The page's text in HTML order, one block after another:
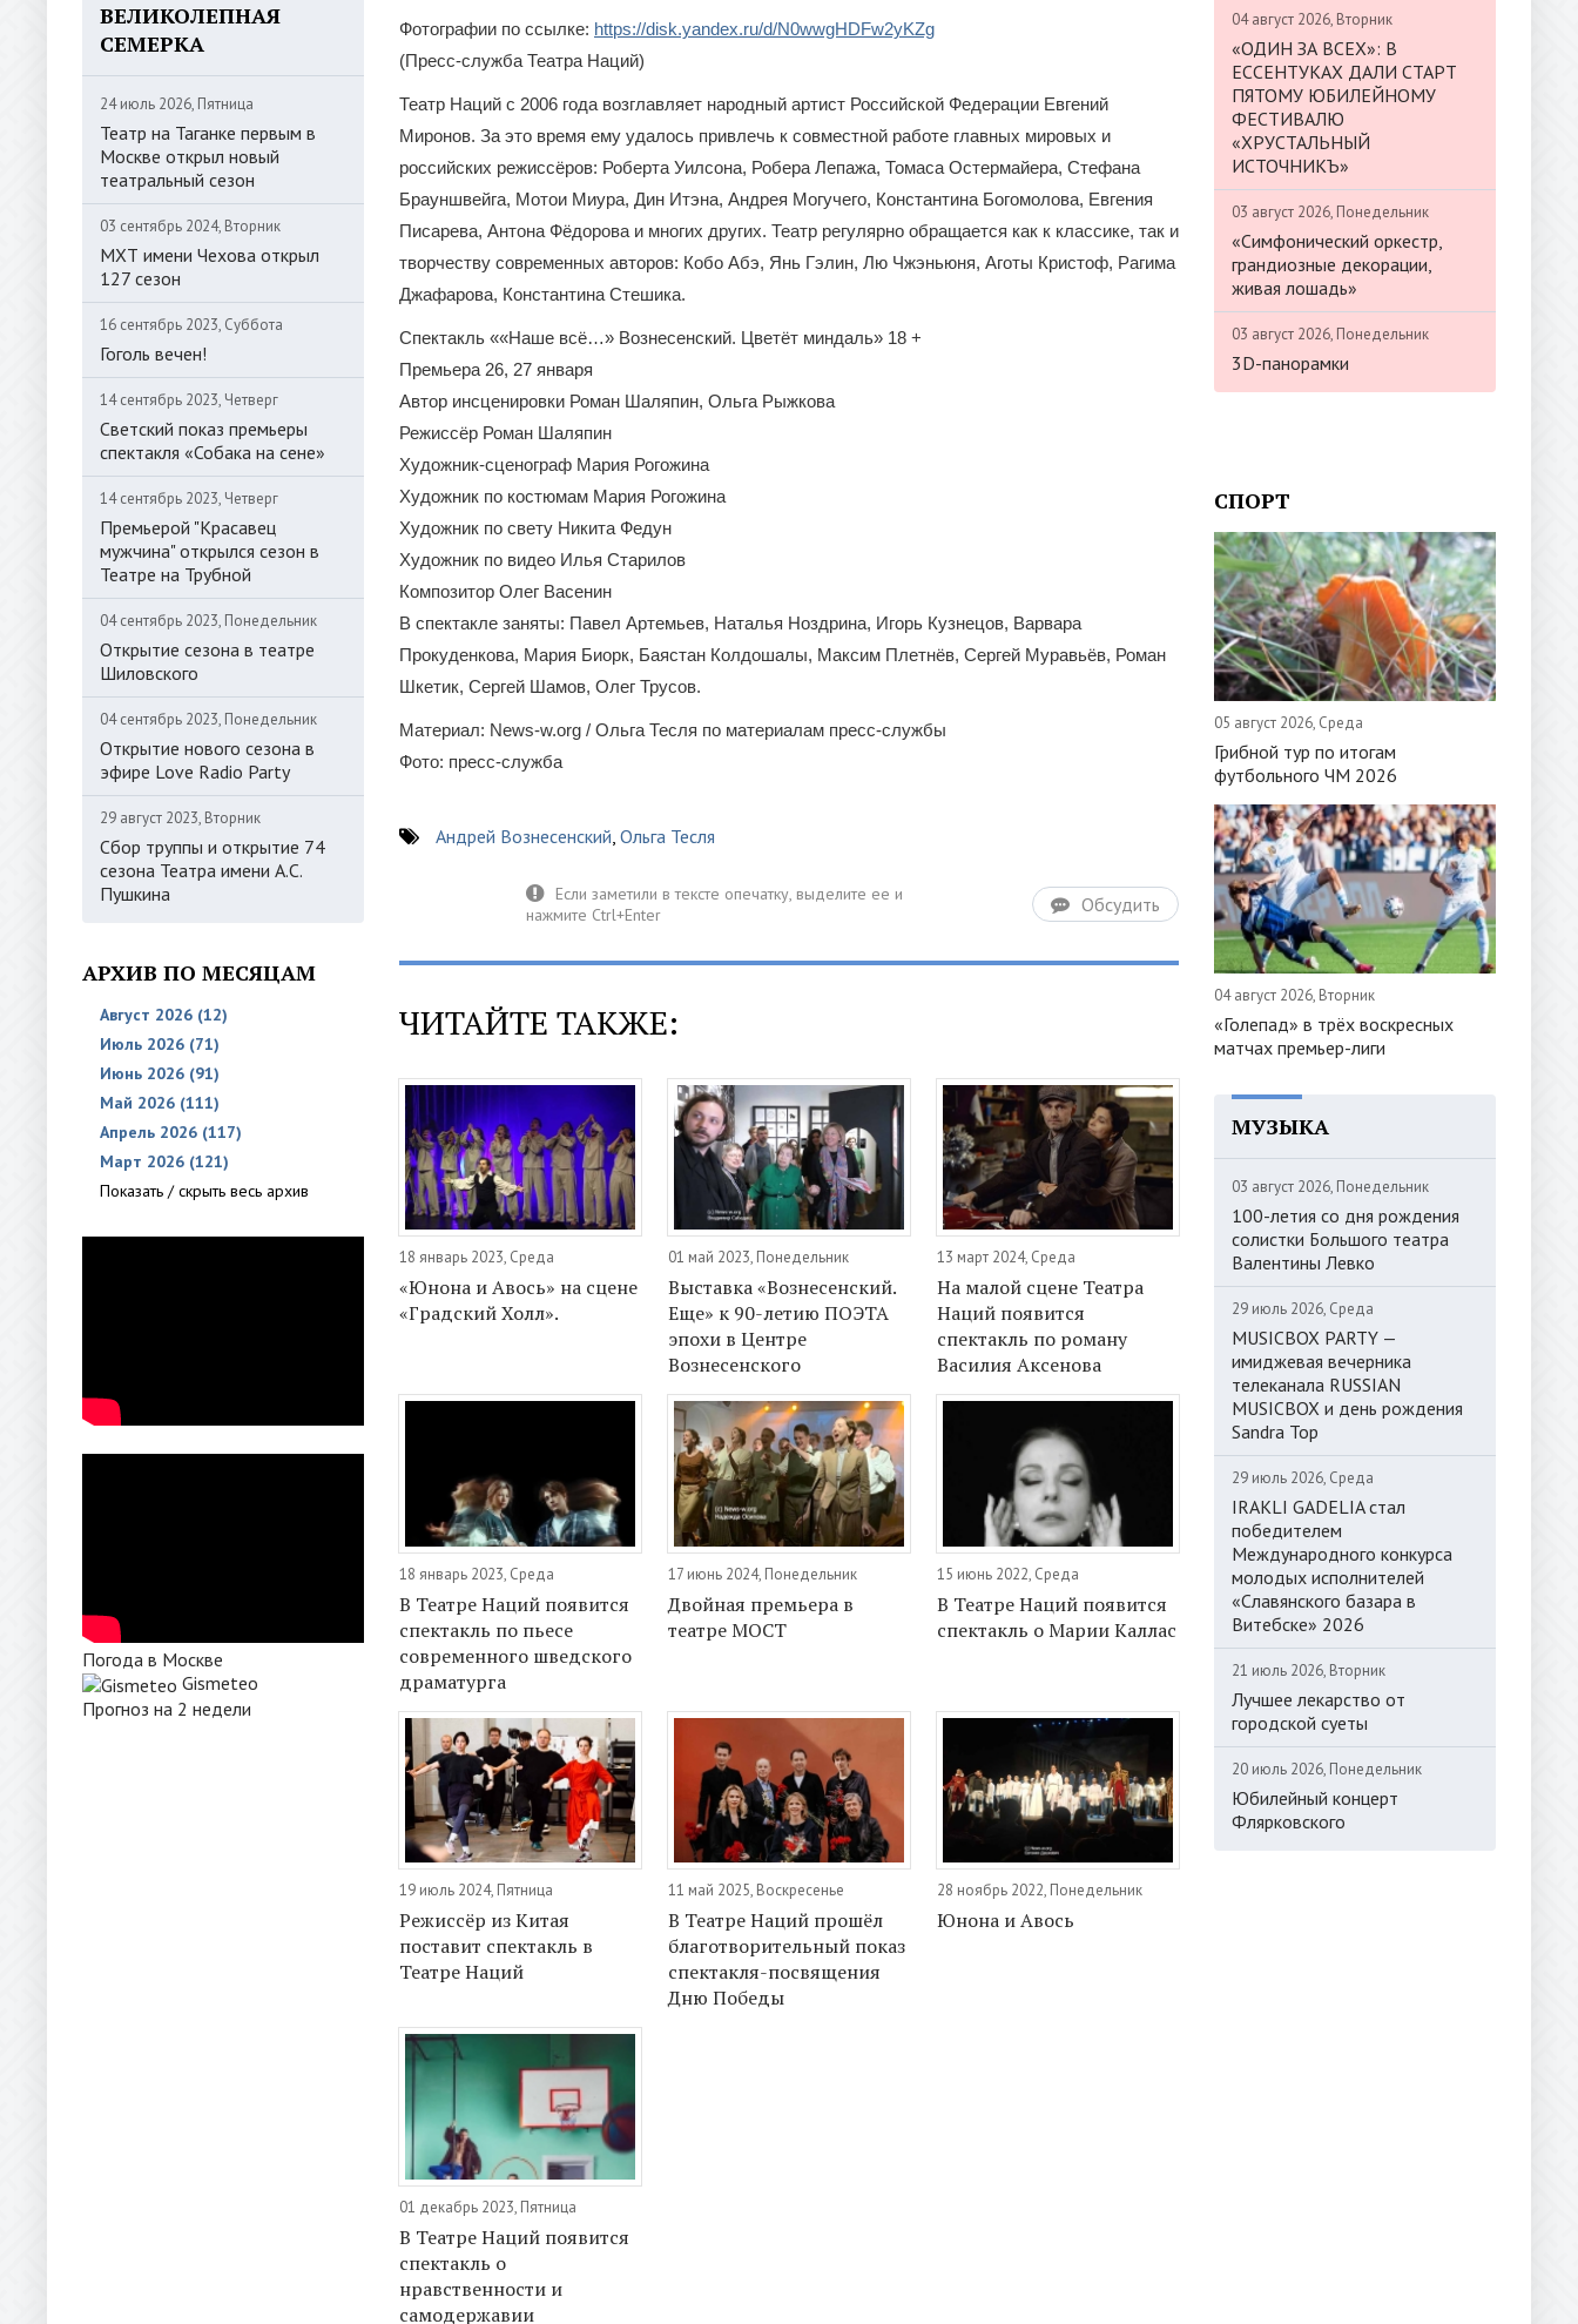
ВЕЛИКОЛЕПНАЯ
СЕМЕРКА
24 июль 2026, Пятница
Театр на Таганке первым в
Москве открыл новый
театральный сезон
03 сентябрь 2024, Вторник
МХТ имени Чехова открыл
127 сезон
16 сентябрь 2023, Суббота
Гоголь вечен!
14 сентябрь 2023, Четверг
Светский показ премьеры
спектакля «Собака на сене»
14 сентябрь 2023, Четверг
Премьерой "Красавец
мужчина" открылся сезон в
Театре на Трубной
04 сентябрь 2023, Понедельник
Открытие сезона в театре
Шиловского
04 сентябрь 2023, Понедельник
Открытие нового сезона в
эфире Love Radio Party
29 август 2023, Вторник
Сбор труппы и открытие 74
сезона Театра имени А.С.
Пушкина
АРХИВ ПО МЕСЯЦАМ
Август 2026 (12)
Июль 2026 (71)
Июнь 2026 (91)
Май 2026 (111)
Апрель 2026 (117)
Март 2026 (121)
Показать / скрыть весь архив
Погода в Москве
Gismeteo
Прогноз на 2 недели
Фотографии по ссылке: https://disk.yandex.ru/d/N0wwgHDFw2yKZg
(Пресс-служба Театра Наций)
Театр Наций с 2006 года возглавляет народный артист Российской Федерации Евгений
Миронов. За это время ему удалось привлечь к совместной работе главных мировых и
российских режиссёров: Роберта Уилсона, Робера Лепажа, Томаса Остермайера, Стефана
Брауншвейга, Мотои Миура, Дин Итэна, Андрея Могучего, Константина Богомолова, Евгения
Писарева, Антона Фёдорова и многих других. Театр регулярно обращается как к классике, так и
творчеству современных авторов: Кобо Абэ, Янь Гэлин, Лю Чжэньюня, Аготы Кристоф, Рагима
Джафарова, Константина Стешика.
Спектакль ««Наше всё…» Вознесенский. Цветёт миндаль» 18 +
Премьера 26, 27 января
Автор инсценировки Роман Шаляпин, Ольга Рыжкова
Режиссёр Роман Шаляпин
Художник-сценограф Мария Рогожина
Художник по костюмам Мария Рогожина
Художник по свету Никита Федун
Художник по видео Илья Старилов
Композитор Олег Васенин
В спектакле заняты: Павел Артемьев, Наталья Ноздрина, Игорь Кузнецов, Варвара
Прокуденкова, Мария Биорк, Баястан Колдошалы, Максим Плетнёв, Сергей Муравьёв, Роман
Шкетик, Сергей Шамов, Олег Трусов.
Материал: News-w.org / Ольга Тесля по материалам пресс-службы
Фото: пресс-служба
Андрей Вознесенский, Ольга Тесля
Обсудить
ЧИТАЙТЕ ТАКЖЕ:
18 январь 2023, Среда
«Юнона и Авось» на сцене
«Градский Холл».
01 май 2023, Понедельник
Выставка «Вознесенский.
Еще» к 90-летию ПОЭТА
эпохи в Центре
Вознесенского
13 март 2024, Среда
На малой сцене Театра
Наций появится
спектакль по роману
Василия Аксенова
18 январь 2023, Среда
В Театре Наций появится
спектакль по пьесе
современного шведского
драматурга
17 июнь 2024, Понедельник
Двойная премьера в
театре МОСТ
15 июнь 2022, Среда
В Театре Наций появится
спектакль о Марии Каллас
19 июль 2024, Пятница
Режиссёр из Китая
поставит спектакль в
Театре Наций
11 май 2025, Воскресенье
В Театре Наций прошёл
благотворительный показ
спектакля-посвящения
Дню Победы
28 ноябрь 2022, Понедельник
Юнона и Авось
01 декабрь 2023, Пятница
В Театре Наций появится
спектакль о
нравственности и
самодержавии
04 август 2026, Вторник
«ОДИН ЗА ВСЕХ»: В
ЕССЕНТУКАХ ДАЛИ СТАРТ
ПЯТОМУ ЮБИЛЕЙНОМУ
ФЕСТИВАЛЮ
«ХРУСТАЛЬНЫЙ
ИСТОЧНИКЪ»
03 август 2026, Понедельник
«Симфонический оркестр,
грандиозные декорации,
живая лошадь»
03 август 2026, Понедельник
3D-панорамки
СПОРТ
05 август 2026, Среда
Грибной тур по итогам
футбольного ЧМ 2026
04 август 2026, Вторник
«Голепад» в трёх воскресных
матчах премьер-лиги
МУЗЫКА
03 август 2026, Понедельник
100-летия со дня рождения
солистки Большого театра
Валентины Левко
29 июль 2026, Среда
MUSICBOX PARTY —
имиджевая вечерника
телеканала RUSSIAN
MUSICBOX и день рождения
Sandra Top
29 июль 2026, Среда
IRAKLI GADELIA стал
победителем
Международного конкурса
молодых исполнителей
«Славянского базара в
Витебске» 2026
21 июль 2026, Вторник
Лучшее лекарство от
городской суеты
20 июль 2026, Понедельник
Юбилейный концерт
Флярковского